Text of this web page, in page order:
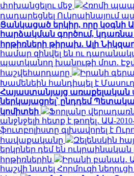
փոխանցելու մեջ
Հռոմի
դադարեցնել Ուկրաինայում
Ցանկացած երկիր, որը կօգնի
հարձակման գործում,
հրթիռների թիրախ. Ալի
համար զինվել են ու
պատկանող խանութի մոտ.
հաշվեհարդարը
Իրանի
Խամենեին հանդիպել է
Հայաստանյայց առաքելական
ներկայացրել՝ ընդդեմ
կոմիտեի
Ֆորլանը
անջնջելի հետք է թողել․ ԱԱ-
ֆուտբոլիստը գլխավորել է
հավաքականը
Զելենսկին
երկրներ դեմ են ուկրաինական
հրթիռներին
Իրանի բանակ․
հաշվի նստել Հորմուզի